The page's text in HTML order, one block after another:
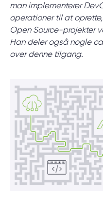
man implementerer
operationer til at
Open Source-projekter
Han deler også nogle
over denne tilgang.
og forretningsmål
/ Blog/ Teknologier
+45